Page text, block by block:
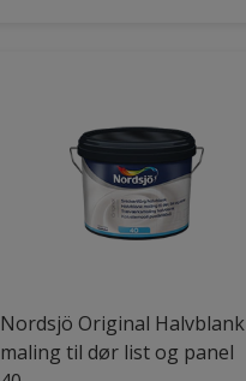
Nordsjö Original Halvblank
maling til dør list og panel